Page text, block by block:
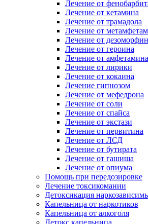
Лечение от
Лечение от кетамина
Лечение от трамадола
Лечение от
Лечение от
Лечение от героина
Лечение от амфетамина
Лечение от лирики
Лечение от кокаина
Лечение гипнозом
Лечение от мефедрона
Лечение от соли
Лечение от спайса
Лечение от экстази
Лечение от первитина
Лечение от ЛСД
Лечение от бутирата
Лечение от гашиша
Лечение от опиума
Помощь при передозировке
Лечение токсикомании
Детоксикация
Капельница от наркотиков
Капельница от алкоголя
Детокс капельница